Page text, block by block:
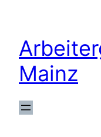
springen
Mainz